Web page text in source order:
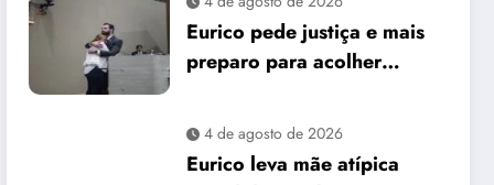
David Almeida
Eurico pede justiça e mais
preparo para acolher
4 de agosto de 2026
Eurico leva mãe atípica